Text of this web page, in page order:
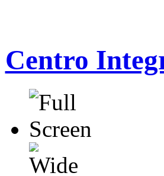
Centro